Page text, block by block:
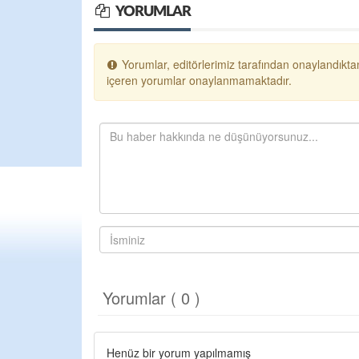
YORUMLAR
Yorumlar, editörlerimiz tarafından
içeren yorumlar onaylanmamaktadır.
Yorumlar ( 0 )
Henüz bir yorum yapılmamış